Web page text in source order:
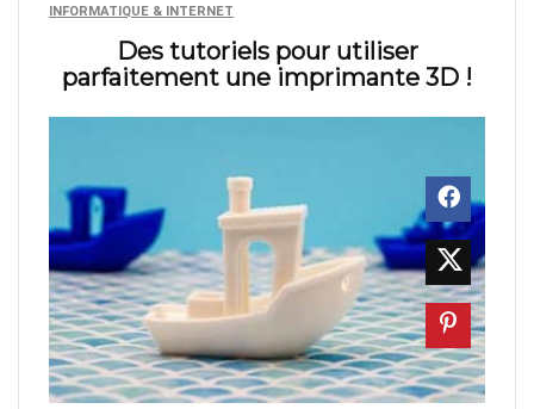
INFORMATIQUE & INTERNET
Des tutoriels pour utiliser
parfaitement une imprimante 3D !